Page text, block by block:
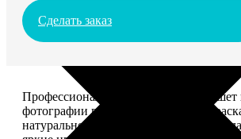
Сделать заказ
Профессиональный художник напишет
фотографии портрет акриловыми
натуральном холсте. Покроет лаком,